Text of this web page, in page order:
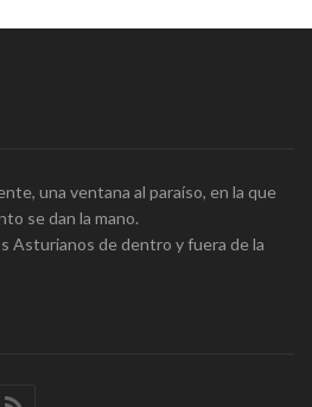
una ventana al paraíso, en la que
se dan la mano.
Asturianos de dentro y fuera de la